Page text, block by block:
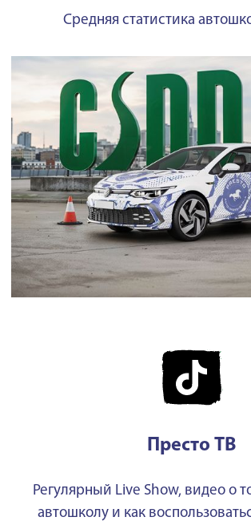
Средняя статистика
Престо ТВ
Регулярный Live Show, видео о
автошколу и как